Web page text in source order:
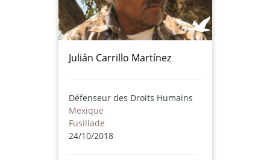
Julián Carrillo Martínez
Défenseur des Droits Humains
Mexique
Fusillade
24/10/2018